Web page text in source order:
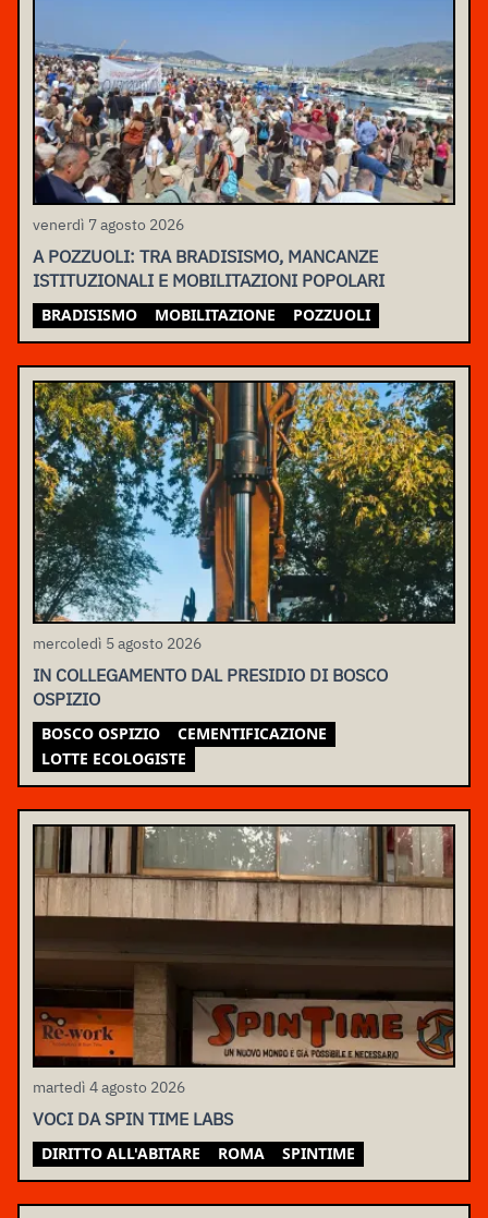
venerdì 7 agosto 2026
A POZZUOLI: TRA BRADISISMO, MANCANZE
ISTITUZIONALI E MOBILITAZIONI POPOLARI
BRADISISMO MOBILITAZIONE POZZUOLI
mercoledì 5 agosto 2026
IN COLLEGAMENTO DAL PRESIDIO DI BOSCO
OSPIZIO
BOSCO OSPIZIO
CEMENTIFICAZIONE
LOTTE ECOLOGISTE
martedì 4 agosto 2026
VOCI DA SPIN TIME LABS
DIRITTO ALL'ABITARE ROMA SPINTIME